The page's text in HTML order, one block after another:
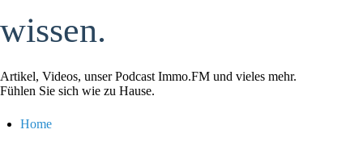
wissen.
Artikel, Videos, unser Podcast Immo.FM und vieles mehr.
Fühlen Sie sich wie zu Hause.
Home